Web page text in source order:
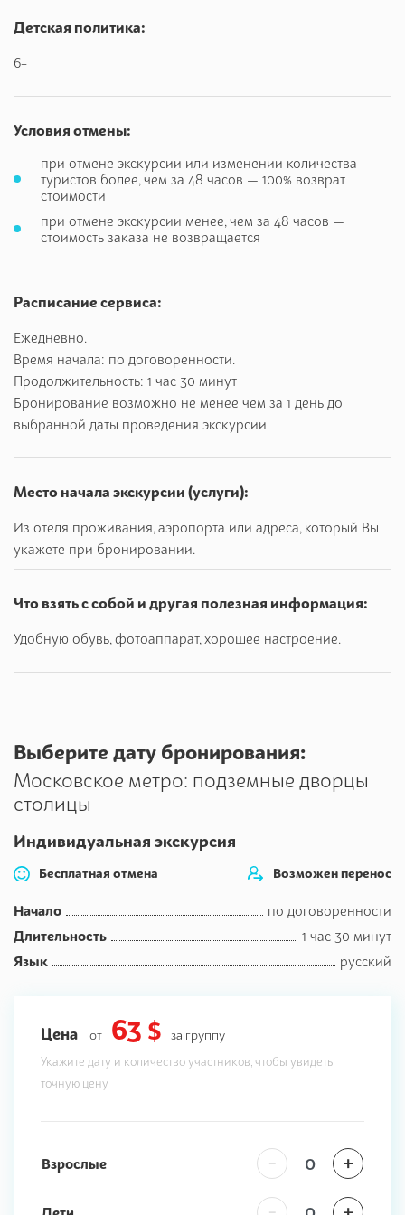
Детская политика:
6+
Условия отмены:
при отмене экскурсии или изменении количества
туристов более, чем за 48 часов — 100% возврат
стоимости
при отмене экскурсии менее, чем за 48 часов —
стоимость заказа не возвращается
Расписание сервиса:
Ежедневно.
Время начала: по договоренности.
Продолжительность: 1 час 30 минут
Бронирование возможно не менее чем за 1 день до
выбранной даты проведения экскурсии
Место начала экскурсии (услуги):
Из отеля проживания, аэропорта или адреса, который Вы
укажете при бронировании.
Что взять с собой и другая полезная информация:
Удобную обувь, фотоаппарат, хорошее настроение.
Выберите дату бронирования:
Московское метро: подземные дворцы
столицы
Индивидуальная экскурсия
Бесплатная отмена Возможен перенос
Начало
по договоренности
Длительность
1 час 30 минут
Язык
русский
Цена от 63 $ за группу
Укажите дату и количество участников, чтобы увидеть
точную цену
Взрослые - +